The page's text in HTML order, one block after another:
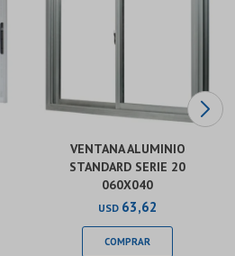
VENTANA ALUMINIO
STANDARD SERIE 20
060X040
USD 63,62